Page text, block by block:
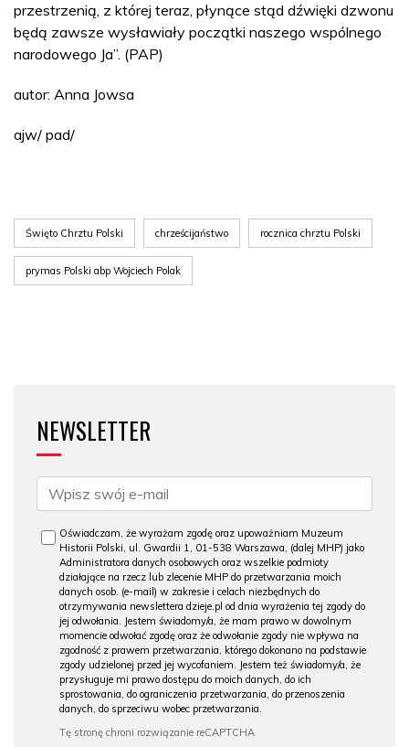
przestrzenią, z której teraz, płynące stąd dźwięki dzwonu
będą zawsze wysławiały początki naszego wspólnego
narodowego Ja”. (PAP)
autor: Anna Jowsa
ajw/ pad/
Święto Chrztu Polski chrześcijaństwo rocznica chrztu Polski
prymas Polski abp Wojciech Polak
NEWSLETTER
Oświadczam, że wyrażam zgodę oraz upoważniam Muzeum
Historii Polski, ul. Gwardii 1, 01-538 Warszawa, (dalej MHP) jako
Administratora danych osobowych oraz wszelkie podmioty
działające na rzecz lub zlecenie MHP do przetwarzania moich
danych osob. (e-mail) w zakresie i celach niezbędnych do
otrzymywania newslettera dzieje.pl od dnia wyrażenia tej zgody do
jej odwołania. Jestem świadomy/a, że mam prawo w dowolnym
momencie odwołać zgodę oraz że odwołanie zgody nie wpływa na
zgodność z prawem przetwarzania, którego dokonano na podstawie
zgody udzielonej przed jej wycofaniem. Jestem też świadomy/a, że
przysługuje mi prawo dostępu do moich danych, do ich
sprostowania, do ograniczenia przetwarzania, do przenoszenia
danych, do sprzeciwu wobec przetwarzania.